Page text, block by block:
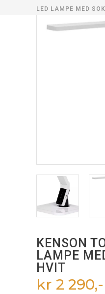
LED LAMPE MED
KENSON
LAMPE
HVIT
kr 2 290,-